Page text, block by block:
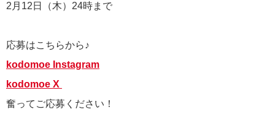
2月12日（木）24時まで
応募はこちらから♪
kodomoe Instagram
kodomoe X
奮ってご応募ください！